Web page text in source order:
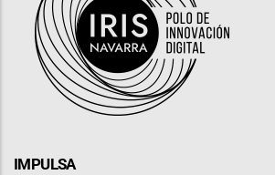
IMPULSA